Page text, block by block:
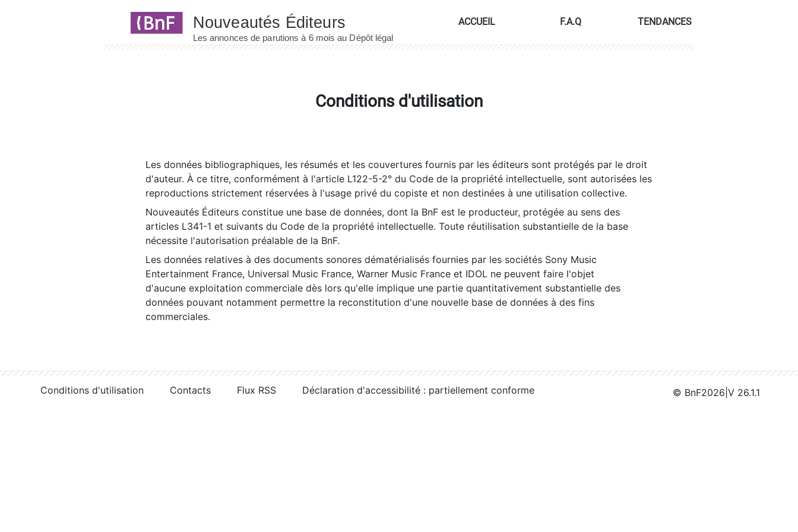
ACCUEIL F.A.Q TENDANCES
Conditions d'utilisation
Les données bibliographiques, les résumés et les couvertures fournis par les éditeurs sont protégés par le droit
d'auteur. À ce titre, conformément à l'article L122-5-2° du Code de la propriété intellectuelle, sont autorisées les
reproductions strictement réservées à l'usage privé du copiste et non destinées à une utilisation collective.
Nouveautés Éditeurs constitue une base de données, dont la BnF est le producteur, protégée au sens des
articles L341-1 et suivants du Code de la propriété intellectuelle. Toute réutilisation substantielle de la base
nécessite l'autorisation préalable de la BnF.
Les données relatives à des documents sonores dématérialisés fournies par les sociétés Sony Music
Entertainment France, Universal Music France, Warner Music France et IDOL ne peuvent faire l'objet
d'aucune exploitation commerciale dès lors qu'elle implique une partie quantitativement substantielle des
données pouvant notamment permettre la reconstitution d'une nouvelle base de données à des fins
commerciales.
Conditions d'utilisation Contacts Flux RSS Déclaration d'accessibilité : partiellement conforme © BnF2026 V 26.1.1